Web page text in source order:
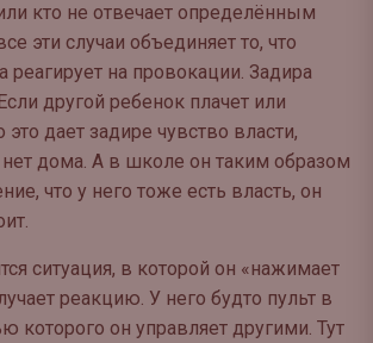
кто не отвечает определённым
эти случаи объединяет то, что
реагирует на провокации. Задира
другой ребенок плачет или
это дает задире чувство власти,
нет дома. А в школе он таким образом
что у него тоже есть власть, он
ситуация, в которой он «нажимает
реакцию. У него будто пульт в
которого он управляет другими. Тут